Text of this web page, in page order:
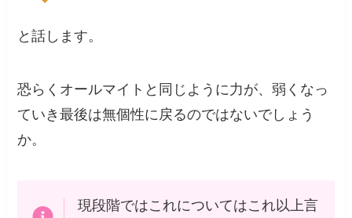
と話します。
恐らくオールマイトと同じように力が、弱くなっ
ていき最後は無個性に戻るのではないでしょう
か。
現段階ではこれについてはこれ以上言